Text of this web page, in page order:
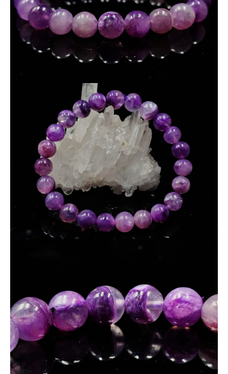
近年、チャロアイトは原石・流通価格ともに上昇傾向にあ
りますが、本商品は品質に対してコストパフォーマンスの
高い価格
でのご案内となります。
パワーストーンとしての意味
チャロアイトは、恐れや不安を手放し、
心を癒す石として知られています。シリカを含むことでエ
ネルギーはより穏やかに広がり、 リラックスと安心感
たらすといわれています。
※天然石のため、色合い・透明感・模様には個体差がござ
います。
※傷・内包物・研磨痕が見られる場合がございます。
※モニター環境により実物と色味が異なる場合がございま
※一点物につき、掲載画像の現物をお届けします。